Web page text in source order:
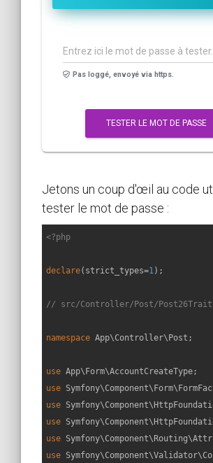
Pas loggé, envoyé via https.
TESTER LE MOT DE PASSE
Jetons un coup d'œil au code
tester le mot de passe :
<?php
declare(strict_types=1);
// src/Controller/Post/
namespace App\Controller\Post ;
use App\Form\AccountCreateType
use Symfony\Component\Form\
use Symfony\Component\
use Symfony\Component\
use Symfony\Component\Routing\
use Symfony\Component\Validator\